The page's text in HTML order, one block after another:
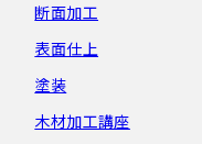
断面加工
表面仕上
塗装
木材加工講座